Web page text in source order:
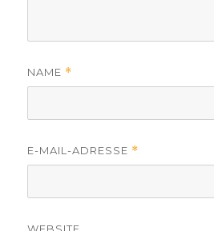
NAME *
E-MAIL-ADRESSE *